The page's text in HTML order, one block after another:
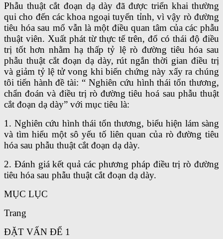
Phẫu thuật cắt đoạn dạ dày đã được triển khai thường
qui cho đến các khoa ngoại tuyến tỉnh, vì vậy rò đường
tiêu hóa sau mổ vẫn là một điều quan tâm của các phẫu
thuật viên. Xuất phát từ thực tế trên, đổ có thái độ điều
trị tốt hơn nhằm hạ thấp tỷ lệ rò đường tiêu hóa sau
phẫu thuật cắt đoạn dạ dày, rút ngắn thời gian điều trị
và giảm tỷ lệ tử vong khi biến chứng này xẩy ra chúng
tôi tiến hành đề tài: “ Nghiên cứu hình thái tổn thương,
chẩn đoán và điều trị rò đường tiêu hoá sau phẫu thuật
cắt đoạn dạ dày” với mục tiêu là:
1. Nghiên cứu hình thái tổn thương, biểu hiện lám sàng
và tìm hiểu một sô yếu tố liên quan của rò đường tiêu
hóa sau phẫu thuật cắt đoạn dạ dày.
2. Đánh giá kết quả các phương pháp điều trị rò đường
tiêu hóa sau phẫu thuật cắt đoạn dạ dày.
MỤC LỤC
Trang
ĐẶT VẤN ĐỂ 1